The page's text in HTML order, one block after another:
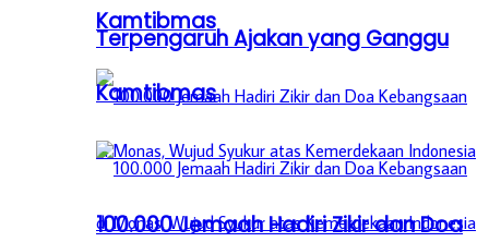
Kamtibmas
100.000 Jemaah Hadiri Zikir dan Doa
Terpengaruh Ajakan yang Ganggu
Kamtibmas